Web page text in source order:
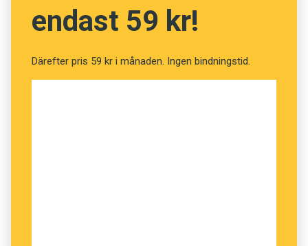
endast 59 kr!
Därefter pris 59 kr i månaden. Ingen bindningstid.